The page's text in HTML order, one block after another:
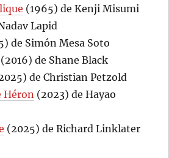
(1965) de Kenji Misumi
Lapid
de Simón Mesa Soto
(2016) de Shane Black
de Christian Petzold
Héron (2023) de Hayao
(2025) de Richard Linklater